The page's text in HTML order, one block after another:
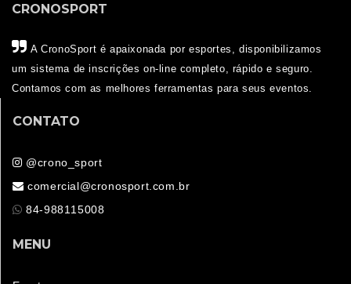
CRONOSPORT
A CronoSport é apaixonada por esportes, disponibilizamos
um sistema de inscrições on-line completo, rápido e seguro.
Contamos com as melhores ferramentas para seus eventos.
CONTATO
@crono_sport
comercial@cronosport.com.br
84-988115008
MENU